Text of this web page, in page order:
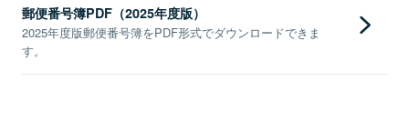
郵便番号簿PDF（2025年度版）
2025年度版郵便番号簿をPDF形式でダウンロードできま
す。